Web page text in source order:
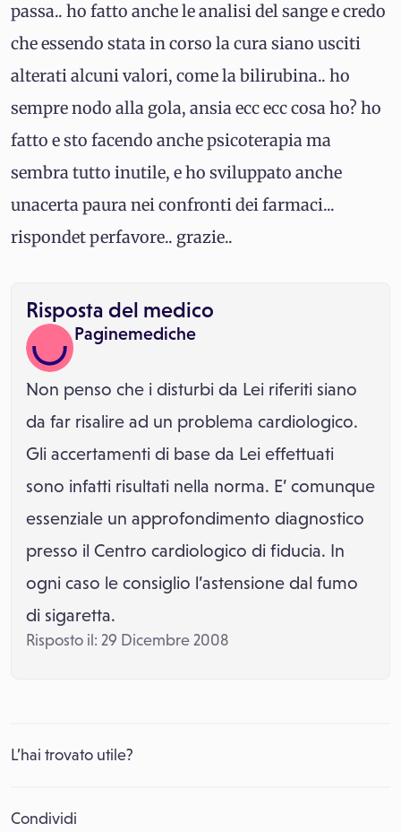
passa.. ho fatto anche le analisi del sange e credo
che essendo stata in corso la cura siano usciti
alterati alcuni valori, come la bilirubina.. ho
sempre nodo alla gola, ansia ecc ecc cosa ho? ho
fatto e sto facendo anche psicoterapia ma
sembra tutto inutile, e ho sviluppato anche
unacerta paura nei confronti dei farmaci...
rispondet perfavore.. grazie..
Risposta del medico
Paginemediche
Non penso che i disturbi da Lei riferiti siano
da far risalire ad un problema cardiologico.
Gli accertamenti di base da Lei effettuati
sono infatti risultati nella norma. E’ comunque
essenziale un approfondimento diagnostico
presso il Centro cardiologico di fiducia. In
ogni caso le consiglio l’astensione dal fumo
di sigaretta.
Risposto il: 29 Dicembre 2008
L’hai trovato utile?
Condividi